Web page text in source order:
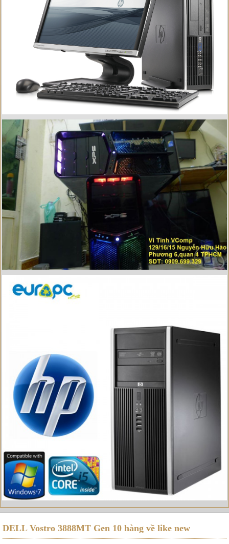
DELL Vostro 3888MT Gen 10 hàng về like new